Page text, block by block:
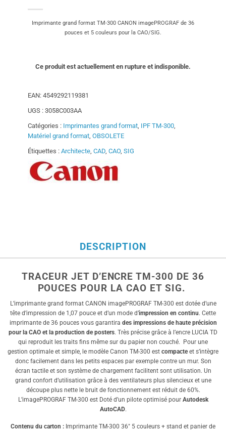
Imprimante grand format TM-300 CANON imagePROGRAF de 36
pouces et 5 couleurs pour la CAO/SIG.
Ce produit est actuellement en rupture et indisponible.
EAN: 4549292119381
UGS : 3058C003AA
Catégories : Imprimantes grand format IPF TM-300
Matériel grand format OBSOLETE
Étiquettes : Architecte CAD CAO, SIG
DESCRIPTION
TRACEUR JET D’ENCRE TM-300 DE 36
POUCES POUR LA CAO ET SIG.
L’imprimante grand format CANON imagePROGRAF TM-300 est dotée d’une
tête d’impression de 1,07 pouce et d’un mode d’impression en continu. Cette
imprimante de 36 pouces vous garantira des impressions de haute précision
pour la CAO et la production de posters. Très précise grâce à l’encre LUCIA TD
qui reproduit les traits fins même sur du papier non couché. Pour une
gestion optimale et simple, le modèle Canon TM-300 est compacteet s’intègre
donc facilement dans les petits espaces par exemple contre un mur. Son
écran tactile et son système de chargement facilitent sont utilisation. Un
grand confort d’utilisation grâce à des ventilateurs plus silencieux et une
découpe plus nette le bruit de fonctionnement est réduit de 60%.
L’imagePROGRAF TM-300 est Doté d’un pilote optimisé pour Autodesk
AutoCAD.
Contenu du carton : Imprimante TM-300 36″ 5 couleurs + stand et panier de